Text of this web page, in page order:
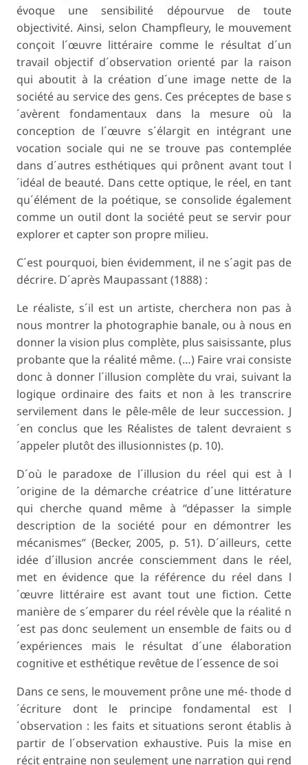
évoque une sensibilité dépourvue de toute
objectivité. Ainsi, selon Champfleury, le mouvement
conçoit l´œuvre littéraire comme le résultat d´un
travail objectif d´observation orienté par la raison
qui aboutit à la création d´une image nette de la
société au service des gens. Ces préceptes de base s
´avèrent fondamentaux dans la mesure où la
conception de l´œuvre s´élargit en intégrant une
vocation sociale qui ne se trouve pas contemplée
dans d´autres esthétiques qui prônent avant tout l
´idéal de beauté. Dans cette optique, le réel, en tant
qu´élément de la poétique, se consolide également
comme un outil dont la société peut se servir pour
explorer et capter son propre milieu.
C´est pourquoi, bien évidemment, il ne s´agit pas de
décrire. D´après Maupassant (1888) :
Le réaliste, s´il est un artiste, cherchera non pas à
nous montrer la photographie banale, ou à nous en
donner la vision plus complète, plus saisissante, plus
probante que la réalité même. (…) Faire vrai consiste
donc à donner l´illusion complète du vrai, suivant la
logique ordinaire des faits et non à les transcrire
servilement dans le pêle-mêle de leur succession. J
´en conclus que les Réalistes de talent devraient s
´appeler plutôt des illusionnistes (p. 10).
D´où le paradoxe de l´illusion du réel qui est à l
´origine de la démarche créatrice d´une littérature
qui cherche quand même à “dépasser la simple
description de la société pour en démontrer les
mécanismes” (Becker, 2005, p. 51). D´ailleurs, cette
idée d´illusion ancrée consciemment dans le réel,
met en évidence que la référence du réel dans l
´œuvre littéraire est avant tout une fiction. Cette
manière de s´emparer du réel révèle que la réalité n
´est pas donc seulement un ensemble de faits ou d
´expériences mais le résultat d´une élaboration
cognitive et esthétique revêtue de l´essence de soi
Dans ce sens, le mouvement prône une mé- thode d
´écriture dont le principe fondamental est l
´observation : les faits et situations seront établis à
partir de l´observation exhaustive. Puis la mise en
récit entraine non seulement une narration qui rend